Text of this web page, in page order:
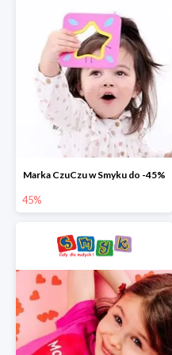
Marka CzuCzu w Smyku do -45%
45%